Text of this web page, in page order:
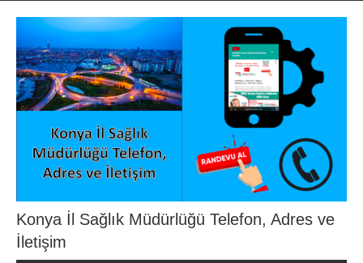
Konya İl Sağlık Müdürlüğü Telefon, Adres ve
İletişim